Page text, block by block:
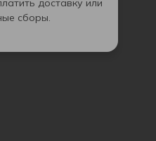
доставку или
сборы.